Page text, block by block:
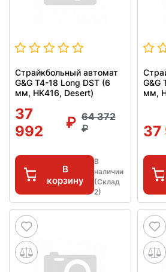
Страйкбольный автомат
G&G T4-18 Long DST (6
мм, HK416, Desert)
37
992
64 372
В
корзину
В
наличии
(Склад
2)
G&G
мм,
37